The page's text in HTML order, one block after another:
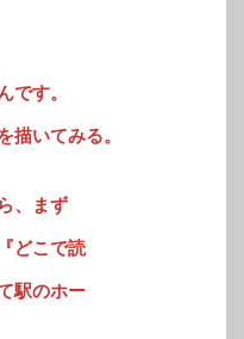
です。
描いてみる。
、まず
どこで読
駅のホー